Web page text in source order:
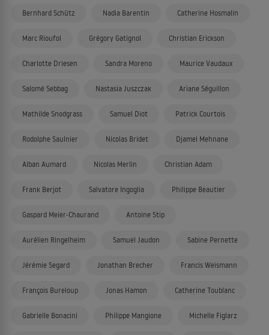
Bernhard Schütz Nadia Barentin Catherine Hosmalin
Marc Rioufol Grégory Gatignol Christian Erickson
Charlotte Driesen Sandra Moreno Maurice Vaudaux
Salomé Sebbag Nastasia Juszczak Ariane Séguillon
Mathilde Snodgrass Samuel Diot Patrick Courtois
Rodolphe Saulnier Nicolas Bridet Djamel Mehnane
Alban Aumard Nicolas Merlin Christian Adam
Frank Berjot Salvatore Ingoglia Philippe Beautier
Gaspard Meier-Chaurand Antoine Stip
Aurélien Ringelheim Samuel Jaudon Sabine Pernette
Jérémie Segard Jonathan Brecher Francis Weismann
François Bureloup Jonas Hamon Catherine Toublanc
Gabrielle Bonacini Philippe Mangione Michelle Figlarz